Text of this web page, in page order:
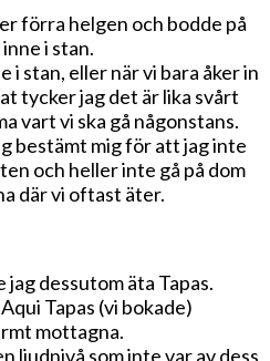
förra helgen och bodde på
i stan.
i stan, eller när vi bara åker in
tycker jag det är lika svårt
vart vi ska gå någonstans.
bestämt mig för att jag inte
och heller inte gå på dom
där vi oftast äter.
jag dessutom äta Tapas.
Tapas (vi bokade)
mottagna.
ljudnivå som inte var av dess